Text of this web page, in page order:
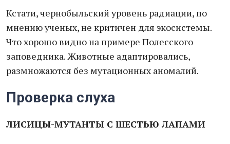
Кстати, чернобыльский уровень радиации, по
мнению ученых, не критичен для экосистемы.
Что хорошо видно на примере Полесского
заповедника. Животные адаптировались,
размножаются без мутационных аномалий.
Проверка слуха
ЛИСИЦЫ-МУТАНТЫ С ШЕСТЬЮ ЛАПАМИ